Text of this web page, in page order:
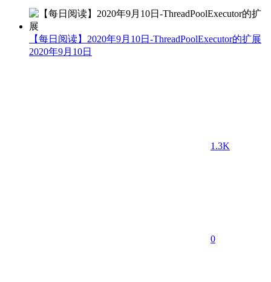
【每日阅读】2020年9月10日-ThreadPoolExecutor的扩展
2020年9月10日
1.3K
0